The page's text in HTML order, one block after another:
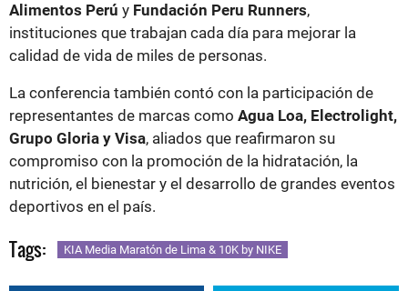
Alimentos Perú y Fundación Peru Runners,
instituciones que trabajan cada día para mejorar la
calidad de vida de miles de personas.
La conferencia también contó con la participación de
representantes de marcas como Agua Loa, Electrolight,
Grupo Gloria y Visa, aliados que reafirmaron su
compromiso con la promoción de la hidratación, la
nutrición, el bienestar y el desarrollo de grandes eventos
deportivos en el país.
Tags: KIA Media Maratón de Lima & 10K by NIKE